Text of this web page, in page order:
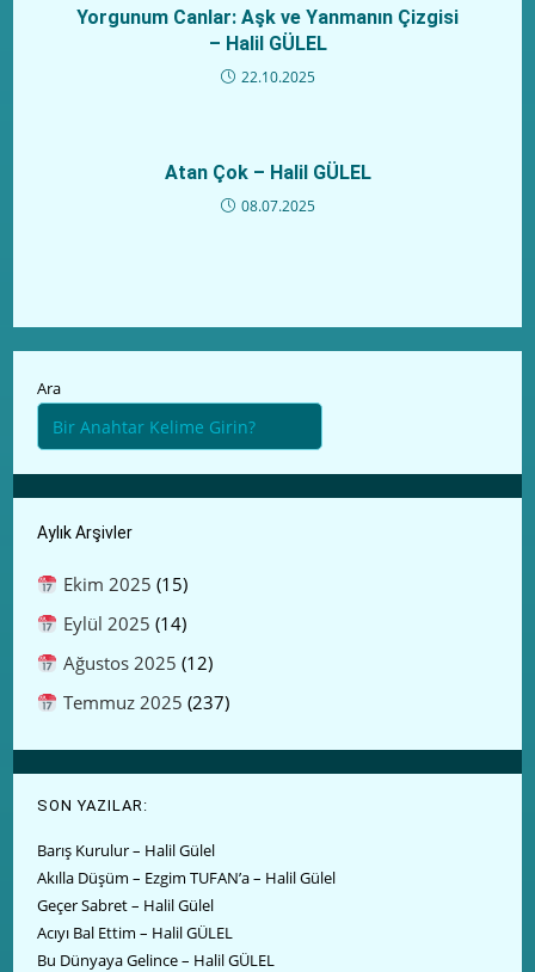
Yorgunum Canlar: Aşk ve Yanmanın Çizgisi
– Halil GÜLEL
22.10.2025
Atan Çok – Halil GÜLEL
08.07.2025
Ara
Aylık Arşivler
Ekim 2025 (15)
Eylül 2025 (14)
Ağustos 2025 (12)
Temmuz 2025 (237)
SON YAZILAR:
Barış Kurulur – Halil Gülel
Akılla Düşüm – Ezgim TUFAN’a – Halil Gülel
Geçer Sabret – Halil Gülel
Acıyı Bal Ettim – Halil GÜLEL
Bu Dünyaya Gelince – Halil GÜLEL